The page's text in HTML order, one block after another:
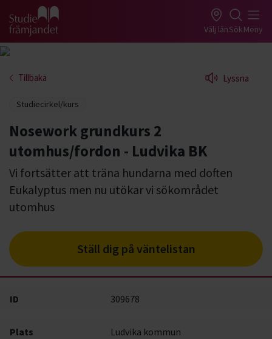
Gå till studiefrämjandets startsida Välj länSökMeny
Tillbaka Lyssna
Studiecirkel/kurs
Nosework grundkurs 2
utomhus/fordon - Ludvika BK
Vi fortsätter att träna hundarna med doften
Eukalyptus men nu utökar vi sökområdet
utomhus
Ställ dig på väntelistan
ID 309678
Plats Ludvika kommun